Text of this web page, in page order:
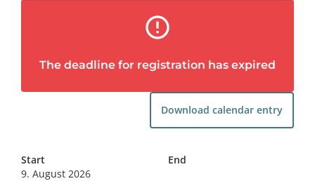
error_outline
The deadline for registration has expired
Download calendar entry
Start
9. August 2026
End